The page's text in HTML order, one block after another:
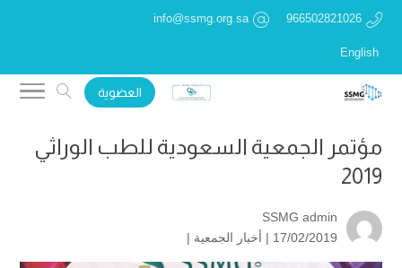
966502821026
info@ssmg.org.sa
English
العضوية
مؤتمر الجمعية السعودية للطب الوراثي
2019
SSMG admin
17/02/2019 |
أخبار الجمعية |